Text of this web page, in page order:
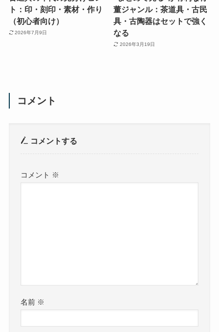
ト：印・刻印・素材・作り
（初心者向け）
2026年7月9日
董ジャンル：茶道具・古民
具・古陶器はセットで強く
なる
2026年3月19日
コメント
コメントする
コメント ※
名前 ※